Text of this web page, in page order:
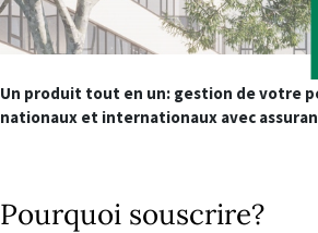
Un produit tout en un: gestion de votre
nationaux et internationaux avec
Pourquoi souscrire?